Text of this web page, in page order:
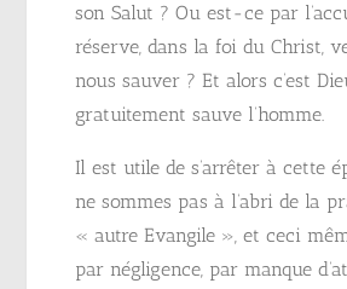
son Salut ? Ou est-ce par
réserve, dans la foi du Christ,
nous sauver ? Et alors c’est
gratuitement sauve l’homme.
Il est utile de s’arrêter à cette
ne sommes pas à l’abri de la
« autre Evangile », et ceci
par négligence, par manque